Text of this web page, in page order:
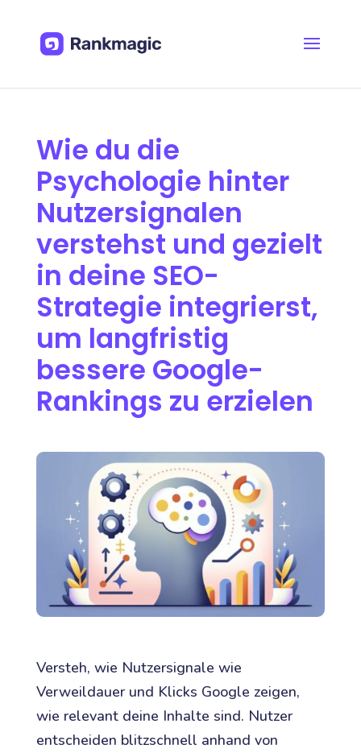
Wie du die
Psychologie hinter
Nutzersignalen
verstehst und gezielt
in deine SEO-
Strategie integrierst,
um langfristig
bessere Google-
Rankings zu erzielen
Versteh, wie Nutzersignale wie
Verweildauer und Klicks Google zeigen,
wie relevant deine Inhalte sind. Nutzer
entscheiden blitzschnell anhand von